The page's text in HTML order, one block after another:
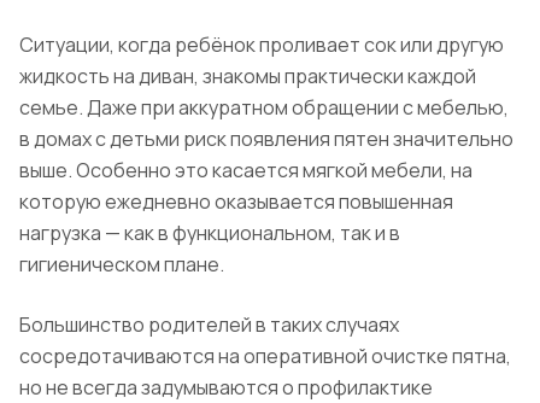
Ситуации, когда ребёнок проливает сок или другую
жидкость на диван, знакомы практически каждой
семье. Даже при аккуратном обращении с мебелью,
в домах с детьми риск появления пятен значительно
выше. Особенно это касается мягкой мебели, на
которую ежедневно оказывается повышенная
нагрузка — как в функциональном, так и в
гигиеническом плане.
Большинство родителей в таких случаях
сосредотачиваются на оперативной очистке пятна,
но не всегда задумываются о профилактике